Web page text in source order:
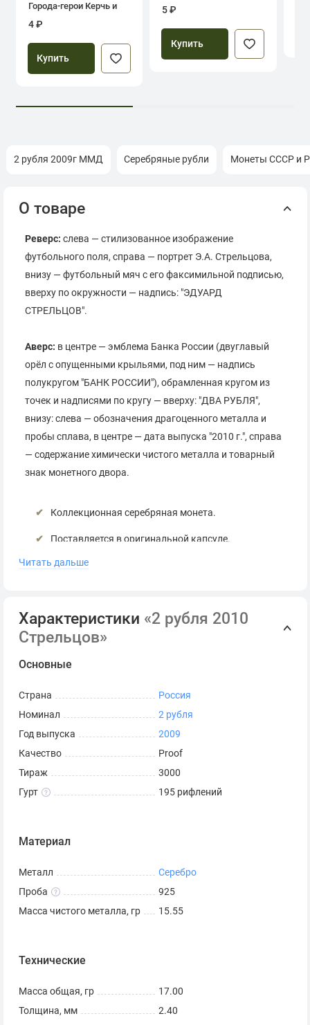
Города-герои Керчь и
Севастополь
4 ₽
Купить
5 ₽
Купить
2 рубля 2009г ММД Серебряные рубли Монеты СССР и
О товаре
Реверс: слева — стилизованное изображение
футбольного поля, справа — портрет Э.А. Стрельцова,
внизу — футбольный мяч с его факсимильной подписью,
вверху по окружности — надпись: "ЭДУАРД
СТРЕЛЬЦОВ".
Аверс: в центре — эмблема Банка России (двуглавый
орёл с опущенными крыльями, под ним — надпись
полукругом "БАНК РОССИИ"), обрамленная кругом из
точек и надписями по кругу — вверху: "ДВА РУБЛЯ",
внизу: слева — обозначения драгоценного металла и
пробы сплава, в центре — дата выпуска "2010 г.", справа
— содержание химически чистого металла и товарный
знак монетного двора.
Коллекционная серебряная монета.
Поставляется в оригинальной капсуле.
Сопровождается сертификатом Банка России.
Читать дальше
Характеристики «2 рубля 2010
Стрельцов»
Основные
Страна
Россия
Номинал
2 рубля
Год выпуска
2009
Качество
Proof
Тираж
3000
Гурт
195 рифлений
Материал
Металл
Серебро
Проба
925
Масса чистого металла, гр
15.55
Технические
Масса общая, гр
17.00
Толщина, мм
2.40